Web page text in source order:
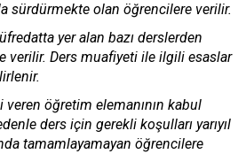
sürdürmekte olan öğrencilere verilir.
yer alan bazı derslerden
verilir. Ders muafiyeti ile ilgili esaslar
öğretim elemanının kabul
ders için gerekli koşulları yarıyıl
tamamlayamayan öğrencilere